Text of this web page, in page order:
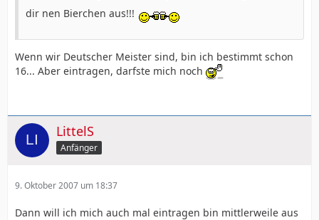
dir nen Bierchen aus!!!
Wenn wir Deutscher Meister sind, bin ich bestimmt schon
16... Aber eintragen, darfste mich noch
LittelS
Anfänger
9. Oktober 2007 um 18:37
Dann will ich mich auch mal eintragen bin mittlerweile aus